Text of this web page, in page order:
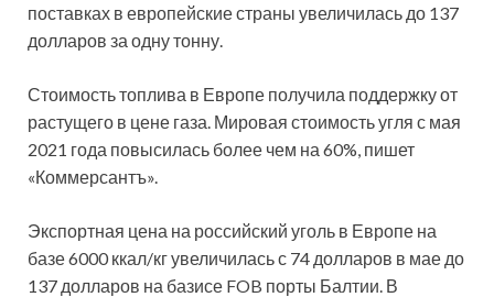
поставках в европейские страны увеличилась до 137
долларов за одну тонну.
Стоимость топлива в Европе получила поддержку от
растущего в цене газа. Мировая стоимость угля с мая
2021 года повысилась более чем на 60%, пишет
«Коммерсантъ».
Экспортная цена на российский уголь в Европе на
базе 6000 ккал/кг увеличилась с 74 долларов в мае до
137 долларов на базисе FOB порты Балтии. В